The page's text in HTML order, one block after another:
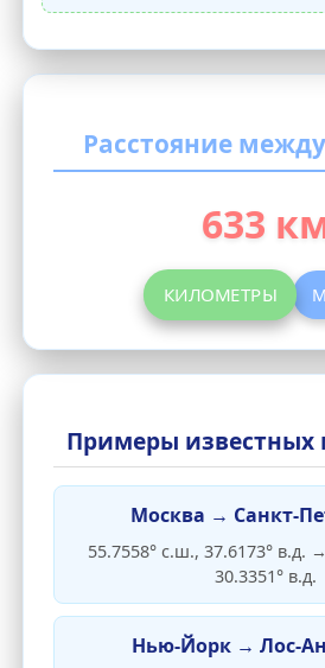
Расстояние
633
КИЛОМЕТРЫ
Примеры известных
Москва → Санкт-
55.7558° с.ш., 37.6173° в.д.
30.3351° в.д.
Нью-Йорк → Лос-